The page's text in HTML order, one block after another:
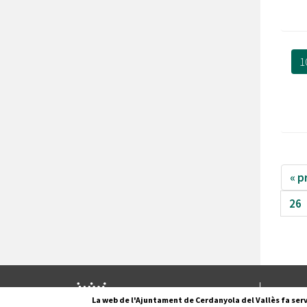
«
26
Pl.
La web de l'Ajuntament de Cerdanyola del Vallès fa